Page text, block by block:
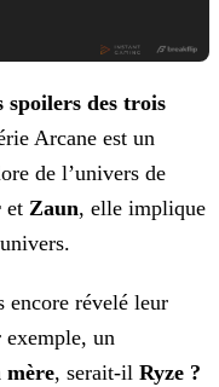
des trois
Arcane est un
de l’univers de
et Zaun, elle implique
encore révelé leur
un
mère, serait-il Ryze ?